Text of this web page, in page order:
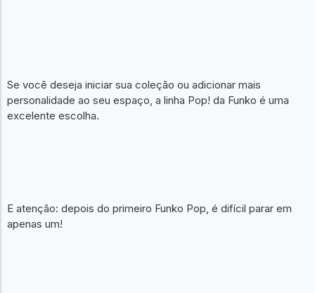
Se você deseja iniciar sua coleção ou adicionar mais
personalidade ao seu espaço, a linha Pop! da Funko é uma
excelente escolha.
E atenção: depois do primeiro Funko Pop, é difícil parar em
apenas um!